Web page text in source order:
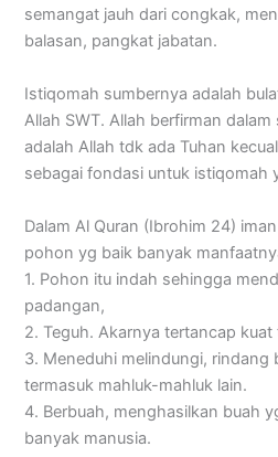
semangat jauh dari congkak,
balasan, pangkat jabatan.
Istiqomah sumbernya adalah
Allah SWT. Allah berfirman
adalah Allah tdk ada Tuhan
sebagai fondasi untuk istiqomah
Dalam Al Quran (Ibrohim 24)
pohon yg baik banyak
1. Pohon itu indah sehingga
padangan,
2. Teguh. Akarnya tertancap
3. Meneduhi melindungi, rindang
termasuk mahluk-mahluk lain.
4. Berbuah, menghasilkan buah
banyak manusia.